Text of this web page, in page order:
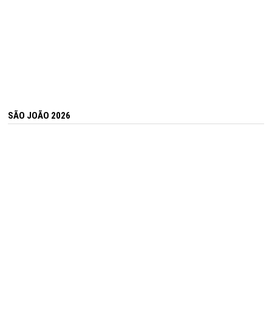
SÃO JOÃO 2026